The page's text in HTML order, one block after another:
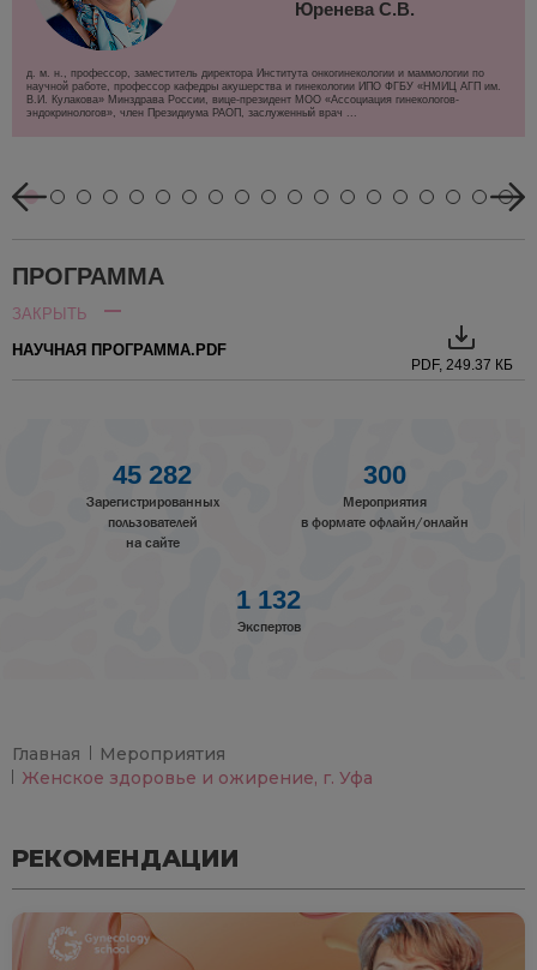
Юренева С.В.
д. м. н., профессор, заместитель директора Института онкогинекологии и маммологии по
научной работе, профессор кафедры акушерства и гинекологии ИПО ФГБУ «НМИЦ АГП им.
В.И. Кулакова» Минздрава России, вице-президент МОО «Ассоциация гинекологов-
эндокринологов», член Президиума РАОП, заслуженный врач ...
ПРОГРАММА
ЗАКРЫТЬ
НАУЧНАЯ ПРОГРАММА.PDF
PDF, 249.37 КБ
45 282
Зарегистрированных
пользователей
на сайте
300
Мероприятия
в формате офлайн/онлайн
1 132
Экспертов
Главная
Мероприятия
Женское здоровье и ожирение, г. Уфа
РЕКОМЕНДАЦИИ